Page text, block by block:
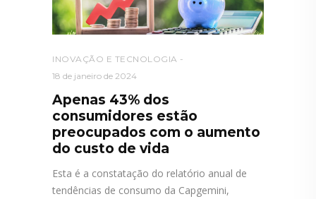
INOVAÇÃO E TECNOLOGIA
18 de janeiro de 2024
Apenas 43% dos
consumidores estão
preocupados com o aumento
do custo de vida
Esta é a constatação do relatório anual de
tendências de consumo da Capgemini,